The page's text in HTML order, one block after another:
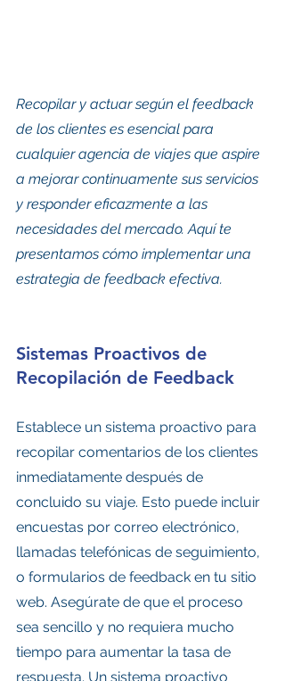
Recopilar y actuar según el feedback
de los clientes es esencial para
cualquier agencia de viajes que aspire
a mejorar continuamente sus servicios
y responder eficazmente a las
necesidades del mercado. Aquí te
presentamos cómo implementar una
estrategia de feedback efectiva.
Sistemas Proactivos de
Recopilación de Feedback
Establece un sistema proactivo para
recopilar comentarios de los clientes
inmediatamente después de
concluido su viaje. Esto puede incluir
encuestas por correo electrónico,
llamadas telefónicas de seguimiento,
o formularios de feedback en tu sitio
web. Asegúrate de que el proceso
sea sencillo y no requiera mucho
tiempo para aumentar la tasa de
respuesta. Un sistema proactivo